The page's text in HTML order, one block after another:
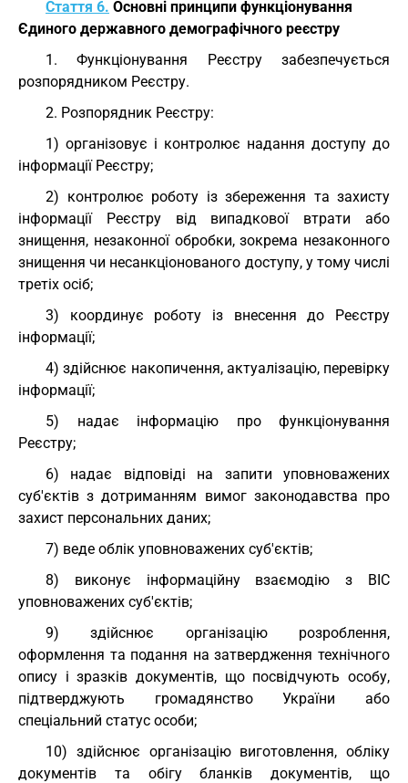
Стаття 6. Основні принципи функціонування
Єдиного державного демографічного реєстру
1. Функціонування Реєстру забезпечується
розпорядником Реєстру.
2. Розпорядник Реєстру:
1) організовує і контролює надання доступу до
інформації Реєстру;
2) контролює роботу із збереження та захисту
інформації Реєстру від випадкової втрати або
знищення, незаконної обробки, зокрема незаконного
знищення чи несанкціонованого доступу, у тому числі
третіх осіб;
3) координує роботу із внесення до Реєстру
інформації;
4) здійснює накопичення, актуалізацію, перевірку
інформації;
5) надає інформацію про функціонування
Реєстру;
6) надає відповіді на запити уповноважених
суб'єктів з дотриманням вимог законодавства про
захист персональних даних;
7) веде облік уповноважених суб'єктів;
8) виконує інформаційну взаємодію з ВІС
уповноважених суб'єктів;
9) здійснює організацію розроблення,
оформлення та подання на затвердження технічного
опису і зразків документів, що посвідчують особу,
підтверджують громадянство України або
спеціальний статус особи;
10) здійснює організацію виготовлення, обліку
документів та обігу бланків документів, що